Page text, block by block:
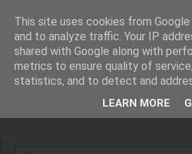
Loading...
This site uses cookies from
and to analyze traffic. Your IP
shared with Google along with
metrics to ensure quality of
statistics, and to detect and
LEARN MORE